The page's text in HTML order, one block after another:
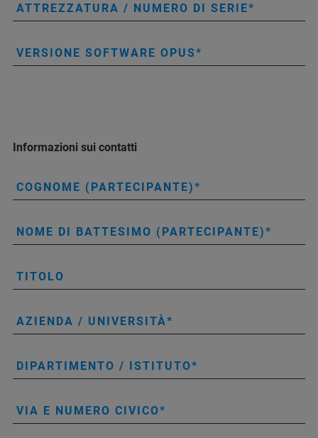
ATTREZZATURA / NUMERO DI SERIE
VERSIONE SOFTWARE OPUS
Informazioni sui contatti
COGNOME (PARTECIPANTE)
NOME DI BATTESIMO (PARTECIPANTE)
TITOLO
AZIENDA / UNIVERSITÀ
DIPARTIMENTO / ISTITUTO
VIA E NUMERO CIVICO